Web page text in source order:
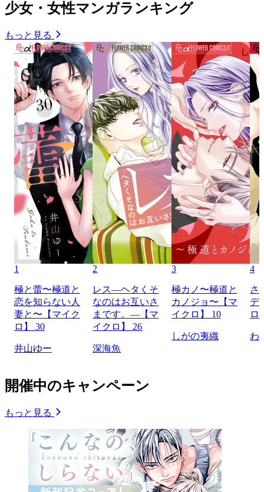
少女・女性マンガランキング
もっと見る
1
極と蕾〜極道と
恋を知らない人
妻と〜【マイク
ロ】 30
井山ゆー
2
レス―ヘタくそ
なのはお互いさ
まです。―【マ
イクロ】 26
深海魚
3
極カノ〜極道と
カノジョ〜【マ
イクロ】 10
しがの夷織
4
さ
デ
ロ
わ
開催中のキャンペーン
もっと見る